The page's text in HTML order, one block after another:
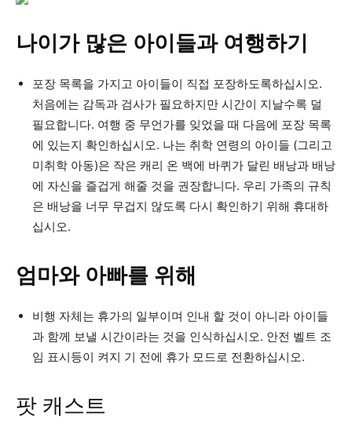
나이가 많은 아이들과 여행하기
포장 목록을 가지고 아이들이 직접 포장하도록하십시오.
처음에는 감독과 검사가 필요하지만 시간이 지날수록 덜
필요합니다. 여행 중 무언가를 잊었을 때 다음에 포장 목록
에 있는지 확인하십시오. 나는 취학 연령의 아이들 (그리고
미취학 아동)은 작은 캐리 온 백에 바퀴가 달린 배낭과 배낭
에 자신을 즐겁게 해줄 것을 권장합니다. 우리 가족의 규칙
은 배낭을 너무 무겁지 않도록 다시 확인하기 위해 휴대하
십시오.
엄마와 아빠를 위해
비행 자체는 휴가의 일부이며 인내 할 것이 아니라 아이들
과 함께 보낼 시간이라는 것을 인식하십시오. 안전 벨트 조
임 표시등이 켜지 기 전에 휴가 모드로 전환하십시오.
팟 캐스트